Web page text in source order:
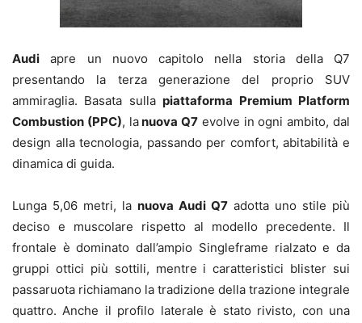
Audi apre un nuovo capitolo nella storia della Q7
presentando la terza generazione del proprio SUV
ammiraglia. Basata sullapiattaforma Premium Platform
Combustion (PPC), lanuova Q7 evolve in ogni ambito, dal
design alla tecnologia, passando per comfort, abitabilità e
dinamica di guida.
Lunga 5,06 metri, la nuova Audi Q7 adotta uno stile più
deciso e muscolare rispetto al modello precedente. Il
frontale è dominato dall’ampio Singleframe rialzato e da
gruppi ottici più sottili, mentre i caratteristici blister sui
passaruota richiamano la tradizione della trazione integrale
quattro. Anche il profilo laterale è stato rivisto, con una